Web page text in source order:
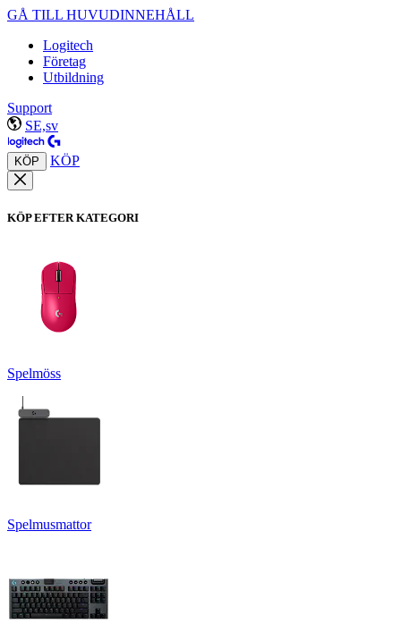
GÅ TILL HUVUDINNEHÅLL
Logitech
Företag
Utbildning
Support
SE,sv
KÖP KÖP
KÖP EFTER KATEGORI
Spelmöss
Spelmusmattor